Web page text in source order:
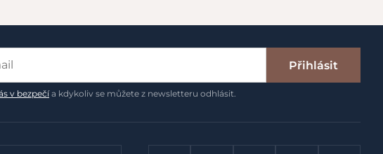
Přihlásit
v bezpečía kdykoliv se můžete z newsletteru odhlásit.